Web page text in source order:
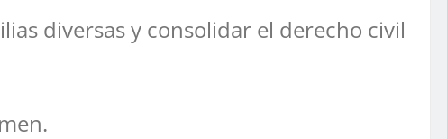
diversas y consolidar el derecho civil